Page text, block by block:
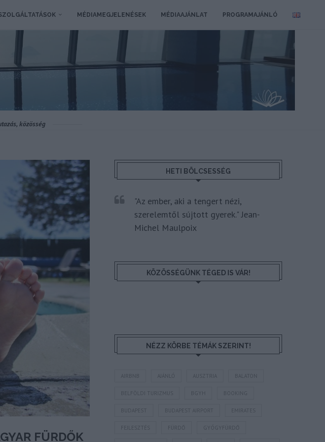
MÉDIAMEGJELENÉSEK MÉDIAAJÁNLAT PROGRAMAJÁNLÓ
közösség
FÜRDŐK
HETI BÖLCSESSÉG
"Az ember, aki a tengert nézi,
szerelemtől sújtott gyerek." Jean-
Michel Maulpoix
KÖZÖSSÉGÜNK TÉGED IS VÁR!
NÉZZ KÖRBE TÉMÁK SZERINT!
AIRBNB AJÁNLÓ AUSZTRIA BALATON
BELFÖLDI TURIZMUS BGYH BOOKING
BUDAPEST BUDAPEST AIRPORT EMIRATES
FEJLESZTÉS FÜRDŐ GYÓGYFÜRDŐ